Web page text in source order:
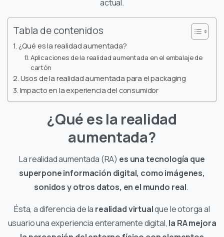
actual.
Tabla de contenidos
¿Qué es la realidad aumentada?
Aplicaciones de la realidad aumentada en el embalaje de
cartón
Usos de la realidad aumentada para el packaging
Impacto en la experiencia del consumidor
¿Qué es la realidad
aumentada?
La realidad aumentada (RA) es una tecnología que
superpone información digital, como imágenes,
sonidos y otros datos, en el mundo real.
Ésta, a diferencia de la realidad virtualque le otorga al
usuario una experiencia enteramente digital, la RA mejora